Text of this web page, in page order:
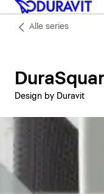
Alle series
Design by Duravit